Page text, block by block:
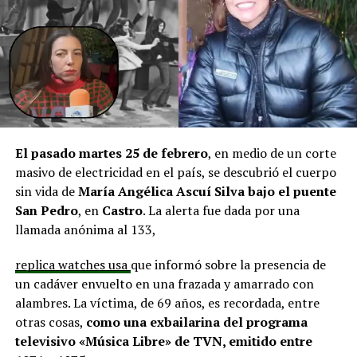
aprobadas que aún esperan financiamiento, como la
infraestructura del Club Deportivo Bernardo O’Higgins
y el cierre perimetral del Club Deportivo Aucar, obras
fundamentales para el desarrollo comunitario.
El alcalde de Quemchi, Javier Ugarte, expresó una
situación similar, señalando que en su comuna tienen
proyectos elegibles tanto en PMU como en PMB, pero
que hasta la fecha no han recibido respuesta clara sobre
si se entregarán los recursos.“Preocupa esta situación,
estos son proyectos que vienen trabajándose desde
hace tiempo y que hoy están en riesgo por la falta de
En la comuna deCuraco de Vélez, la alcaldesa Javiera
Yáñezindicó que históricamente la Subdere ha apoyado
a los municipios en diversos proyectos y que confía en
que durante el año se asignen nuevos recursos, aunque
El pasado martes 25 de febrero, en medio de un corte
masivo de electricidad en el país, se descubrió el cuerpo
sin vida deMaría Angélica Ascuí Silvabajo el puente
San Pedro, en Castro. La alerta fue dada por una
llamada anónima al 133,
replica watches usa que informó sobre la presencia de
un cadáver envuelto en una frazada y amarrado con
alambres. La víctima, de 69 años, es recordada, entre
otras cosas, como una exbailarina del programa
televisivo «Música Libre» de TVN, emitido entre